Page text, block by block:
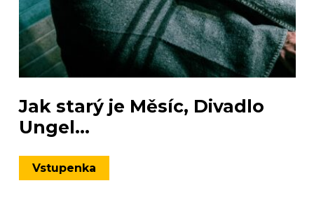
Jak starý je Měsíc, Divadlo
Ungel...
Vstupenka